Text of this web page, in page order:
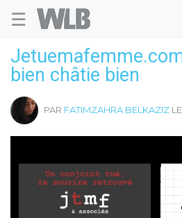
☰
bien châtie bien
PAR FATIMZAHRA BELKAZIZ